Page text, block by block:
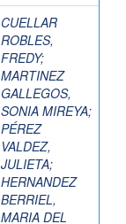
CUELLAR
ROBLES,
FREDY;
MARTINEZ
GALLEGOS,
SONIA MIREYA;
PÉREZ
VALDEZ,
JULIETA;
HERNANDEZ
BERRIEL,
MARIA DEL